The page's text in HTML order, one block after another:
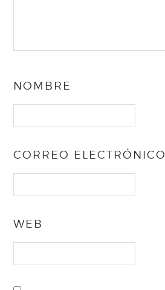
NOMBRE
CORREO ELECTRÓNICO
WEB